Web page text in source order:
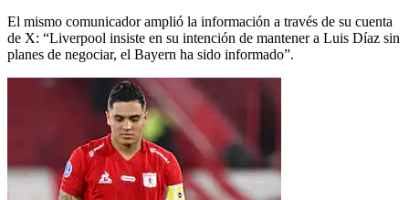
El mismo comunicador amplió la información a través de su cuenta
de X: “Liverpool insiste en su intención de mantener a Luis Díaz sin
planes de negociar, el Bayern ha sido informado”.